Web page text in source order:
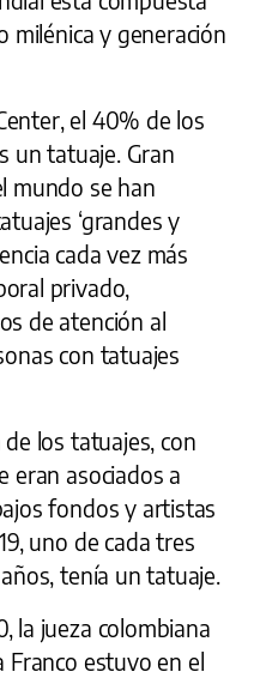
milénica y generación
el 40% de los
un tatuaje. Gran
mundo se han
‘grandes y
cada vez más
privado,
de atención al
con tatuajes
los tatuajes, con
eran asociados a
fondos y artistas
uno de cada tres
tenía un tatuaje.
la jueza colombiana
Franco estuvo en el